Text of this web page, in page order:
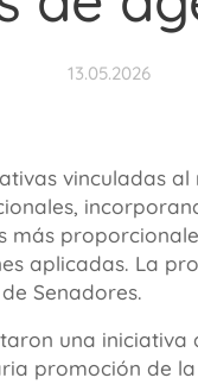
13.05.2026
vinculadas al
más
aplicadas. La
Senadores.
una iniciativa
promoción de la